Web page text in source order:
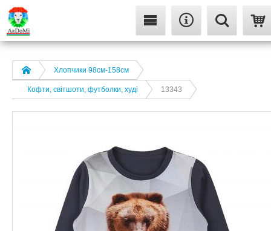
Хлопчики 98см-158см
Кофти, світшоти, футболки, худі 13343